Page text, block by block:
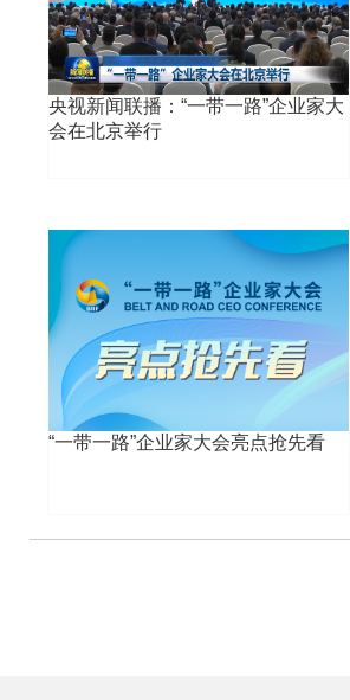
会徽
历届主席
领导之窗
工商联领导
商会领导
组织机构
央视新闻联播：“一带一路”企业家大
会在北京举行
“一带一路”企业家大会亮点抢先看